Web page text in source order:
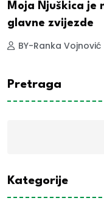
Moja Njuškica je
glavne zvijezde
BY-Ranka Vojnović
Pretraga
Kategorije